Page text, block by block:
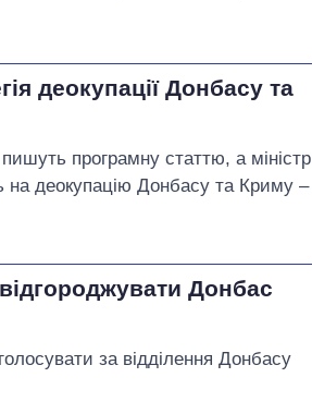
деокупації Донбасу та
програмну статтю, а міністр
на деокупацію Донбасу та Криму –
Донбас
за відділення Донбасу